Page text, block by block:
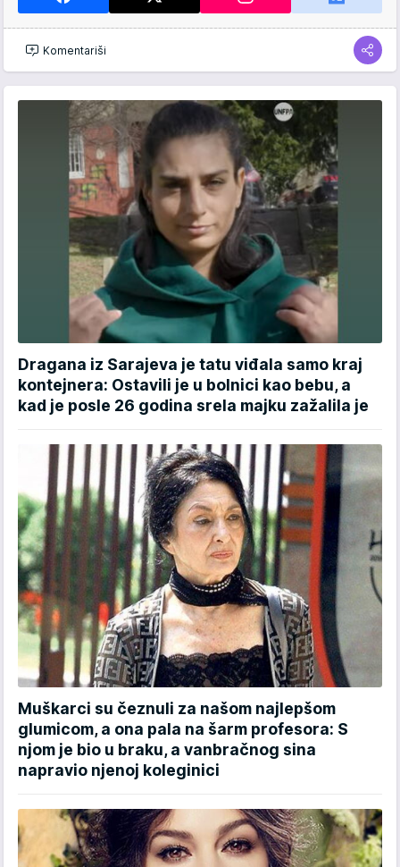
Komentariši
Dragana iz Sarajeva je tatu viđala samo kraj
kontejnera: Ostavili je u bolnici kao bebu, a
kad je posle 26 godina srela majku zažalila je
Muškarci su čeznuli za našom najlepšom
glumicom, a ona pala na šarm profesora: S
njom je bio u braku, a vanbračnog sina
napravio njenoj koleginici